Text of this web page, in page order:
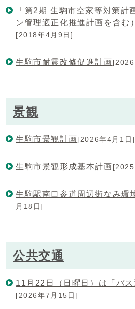
「第2期 生駒市空家等対策計
ン管理適正化推進計画を含む
[2018年4月9日]
生駒市耐震改修促進計画[2026
景観
生駒市景観計画[2026年4月1日]
生駒市景観形成基本計画[2025
生駒駅南口参道周辺街なみ環
月18日]
公共交通
11月22日（日曜日）は「バス
[2026年7月15日]